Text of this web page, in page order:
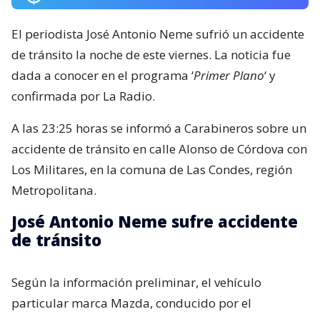
El periodista José Antonio Neme sufrió un accidente
de tránsito la noche de este viernes. La noticia fue
dada a conocer en el programa ‘Primer Plano‘ y
confirmada por La Radio.
A las 23:25 horas se informó a Carabineros sobre un
accidente de tránsito en calle Alonso de Córdova con
Los Militares, en la comuna de Las Condes, región
Metropolitana.
José Antonio Neme sufre accidente
de tránsito
Según la información preliminar, el vehículo
particular marca Mazda, conducido por el